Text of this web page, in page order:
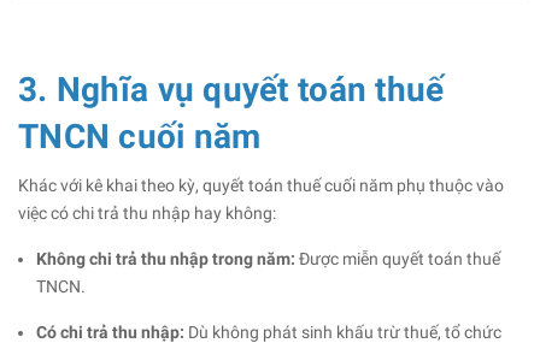
3. Nghĩa vụ quyết toán thuế
TNCN cuối năm
Khác với kê khai theo kỳ, quyết toán thuế cuối năm phụ thuộc vào
việc có chi trả thu nhập hay không:
Không chi trả thu nhập trong năm: Được miễn quyết toán thuế
TNCN.
Có chi trả thu nhập: Dù không phát sinh khấu trừ thuế, tổ chức